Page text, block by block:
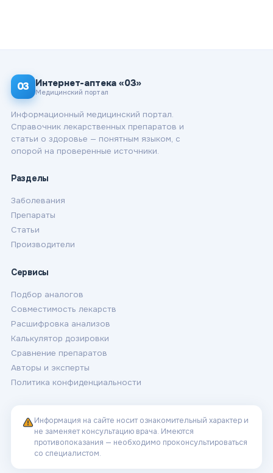
03 Интернет-аптека «03»
Медицинский портал
Информационный медицинский портал.
Справочник лекарственных препаратов и
статьи о здоровье — понятным языком, с
опорой на проверенные источники.
Разделы
Заболевания
Препараты
Статьи
Производители
Сервисы
Подбор аналогов
Совместимость лекарств
Расшифровка анализов
Калькулятор дозировки
Сравнение препаратов
Авторы и эксперты
Политика конфиденциальности
Информация на сайте носит ознакомительный характер и
не заменяет консультацию врача. Имеются
противопоказания — необходимо проконсультироваться
со специалистом.